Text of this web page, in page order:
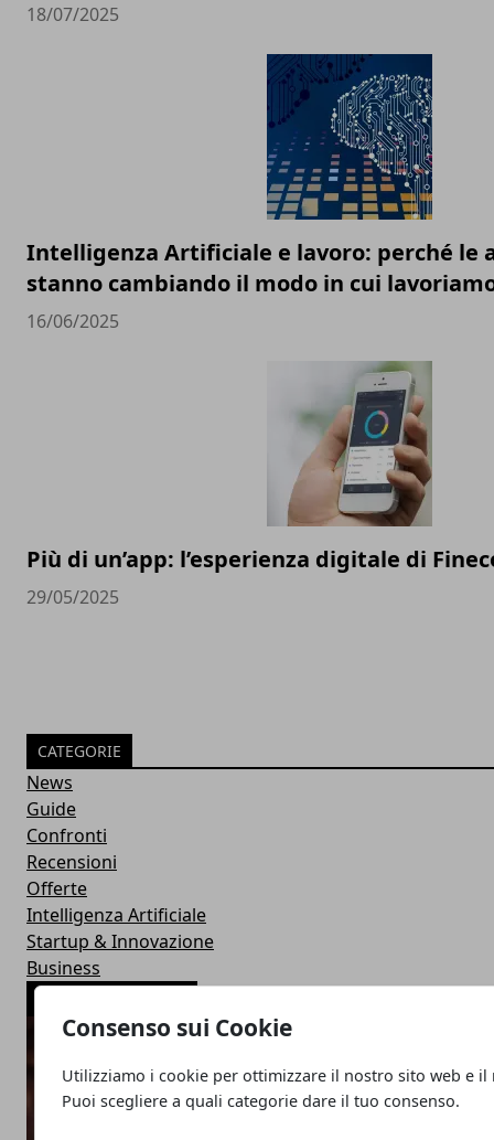
Consenso sui Cookie
Utilizziamo i cookie per ottimizzare il nostro sito web e il
Puoi scegliere a quali categorie dare il tuo consenso.
18/07/2025
Intelligenza Artificiale e lavoro: perché le
stanno cambiando il modo in cui
16/06/2025
Più di un’app: l’esperienza digitale di
29/05/2025
CATEGORIE
News
Guide
Confronti
Recensioni
Offerte
Intelligenza Artificiale
Startup & Innovazione
Business